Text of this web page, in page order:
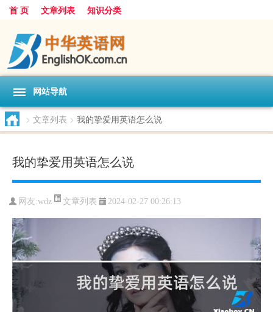
首 页 文章列表 知识分类
网站导航
> 文章列表 > 我的挚爱用英语怎么说
我的挚爱用英语怎么说
网友:wdz 文章列表 2024-02-27 00:26:13